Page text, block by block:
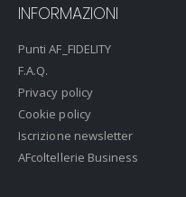
INFORMAZIONI
Punti AF_FIDELITY
F.A.Q.
Privacy policy
Cookie policy
Iscrizione newsletter
AFcoltellerie Business